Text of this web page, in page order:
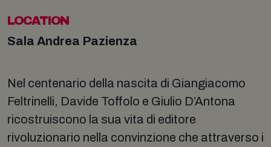
LOCATION
Sala Andrea Pazienza
Nel centenario della nascita di Giangiacomo
Feltrinelli, Davide Toffolo e Giulio D’Antona
ricostruiscono la sua vita di editore
rivoluzionario nella convinzione che attraverso i